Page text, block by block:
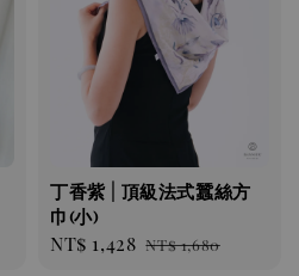
丁香紫 | 頂級法式蠶絲方
巾(小)
Sale
NT$ 1,428 Regular
NT$ 1,680